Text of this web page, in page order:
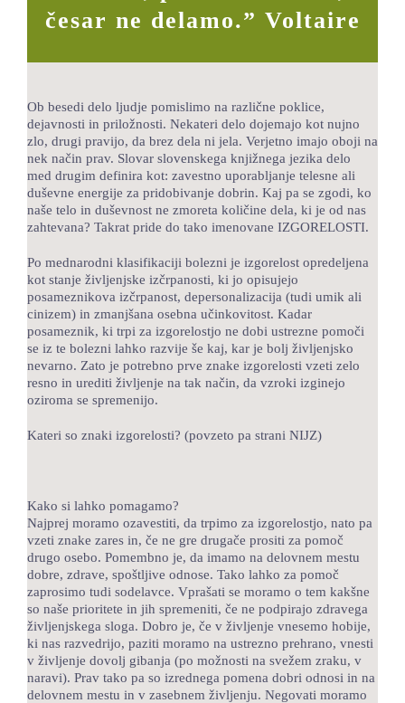
LOKALNA TOČKA SVOS
TEČAJI
KNJIŽNICA
60-LETNICA
česar ne delamo.” Voltaire
Ob besedi delo ljudje pomislimo na različne poklice,
dejavnosti in priložnosti. Nekateri delo dojemajo kot nujno
zlo, drugi pravijo, da brez dela ni jela. Verjetno imajo oboji na
nek način prav. Slovar slovenskega knjižnega jezika delo
med drugim definira kot: zavestno uporabljanje telesne ali
duševne energije za pridobivanje dobrin. Kaj pa se zgodi, ko
naše telo in duševnost ne zmoreta količine dela, ki je od nas
zahtevana? Takrat pride do tako imenovane IZGORELOSTI.
Po mednarodni klasifikaciji bolezni je izgorelost opredeljena
kot stanje življenjske izčrpanosti, ki jo opisujejo
posameznikova izčrpanost, depersonalizacija (tudi umik ali
cinizem) in zmanjšana osebna učinkovitost. Kadar
posameznik, ki trpi za izgorelostjo ne dobi ustrezne pomoči
se iz te bolezni lahko razvije še kaj, kar je bolj življenjsko
nevarno. Zato je potrebno prve znake izgorelosti vzeti zelo
resno in urediti življenje na tak način, da vzroki izginejo
oziroma se spremenijo.
Kateri so znaki izgorelosti? (povzeto pa strani NIJZ)
Kako si lahko pomagamo?
Najprej moramo ozavestiti, da trpimo za izgorelostjo, nato pa
vzeti znake zares in, če ne gre drugače prositi za pomoč
drugo osebo. Pomembno je, da imamo na delovnem mestu
dobre, zdrave, spoštljive odnose. Tako lahko za pomoč
zaprosimo tudi sodelavce. Vprašati se moramo o tem kakšne
so naše prioritete in jih spremeniti, če ne podpirajo zdravega
življenjskega sloga. Dobro je, če v življenje vnesemo hobije,
ki nas razvedrijo, paziti moramo na ustrezno prehrano, vnesti
v življenje dovolj gibanja (po možnosti na svežem zraku, v
naravi). Prav tako pa so izrednega pomena dobri odnosi in na
delovnem mestu in v zasebnem življenju. Negovati moramo